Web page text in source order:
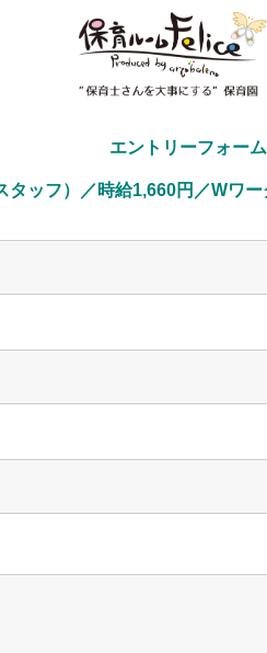
        エントリーフォーム